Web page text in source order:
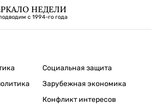
НЕДЕЛИ
с 1994-го года
Социальная защита
Зарубежная экономика
Конфликт интересов